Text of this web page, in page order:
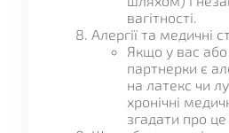
вагітності.
Алергії та медичні
Якщо у вас
партнерки є
на латекс чи
хронічні
згадати про це